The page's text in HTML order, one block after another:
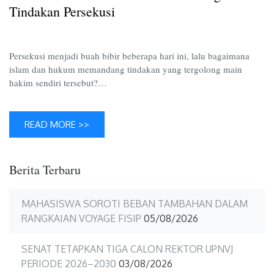
Tindakan Persekusi
Persekusi menjadi buah bibir beberapa hari ini, lalu bagaimana
islam dan hukum memandang tindakan yang tergolong main
hakim sendiri tersebut?…
READ MORE >>
Berita Terbaru
MAHASISWA SOROTI BEBAN TAMBAHAN DALAM
RANGKAIAN VOYAGE FISIP 05/08/2026
SENAT TETAPKAN TIGA CALON REKTOR UPNVJ
PERIODE 2026–2030 03/08/2026